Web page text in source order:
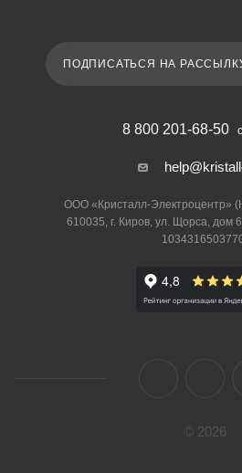
ПОДПИСАТЬСЯ НА
8 800 201-68-50
ООО «Кристалл-Электроцентр»
610035, г. Киров, ул. Щорса, дом
© 2026